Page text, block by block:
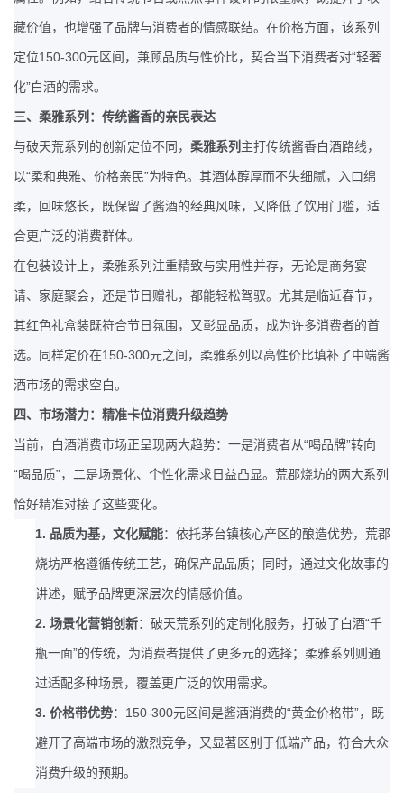
藏价值，也增强了品牌与消费者的情感联结。在价格方面，该系列
定位150-300元区间，兼顾品质与性价比，契合当下消费者对“轻奢
化”白酒的需求。
三、柔雅系列：传统酱香的亲民表达
与破天荒系列的创新定位不同， 柔雅系列 主打传统酱香白酒路线，
以“柔和典雅、价格亲民”为特色。其酒体醇厚而不失细腻，入口绵
柔，回味悠长，既保留了酱酒的经典风味，又降低了饮用门槛，适
合更广泛的消费群体。
在包装设计上，柔雅系列注重精致与实用性并存，无论是商务宴
请、家庭聚会，还是节日赠礼，都能轻松驾驭。尤其是临近春节，
其红色礼盒装既符合节日氛围，又彰显品质，成为许多消费者的首
选。同样定价在150-300元之间，柔雅系列以高性价比填补了中端酱
酒市场的需求空白。
四、市场潜力：精准卡位消费升级趋势
当前，白酒消费市场正呈现两大趋势：一是消费者从“喝品牌”转向
“喝品质”，二是场景化、个性化需求日益凸显。荒郡烧坊的两大系列
恰好精准对接了这些变化。
1. 品质为基，文化赋能：依托茅台镇核心产区的酿造优势，荒郡
烧坊严格遵循传统工艺，确保产品品质；同时，通过文化故事的
讲述，赋予品牌更深层次的情感价值。
2. 场景化营销创新：破天荒系列的定制化服务，打破了白酒“千
瓶一面”的传统，为消费者提供了更多元的选择；柔雅系列则通
过适配多种场景，覆盖更广泛的饮用需求。
3. 价格带优势： 150-300元区间是酱酒消费的“黄金价格带”，既
避开了高端市场的激烈竞争，又显著区别于低端产品，符合大众
消费升级的预期。